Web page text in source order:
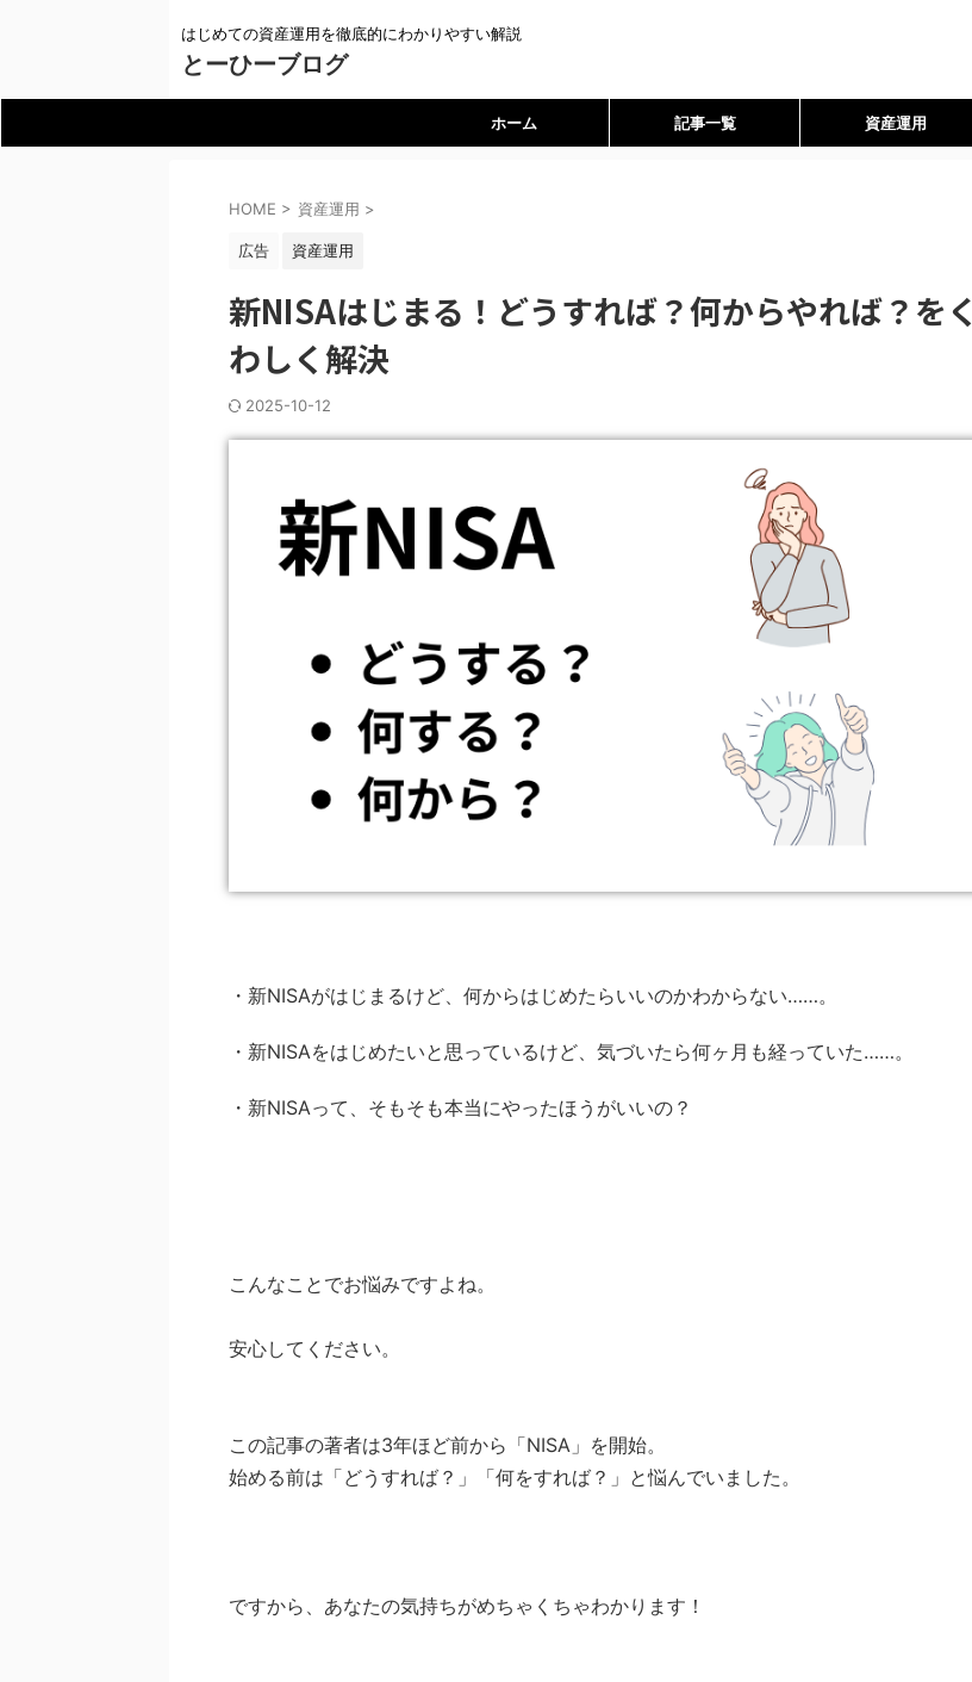
はじめての資産運用を徹底的にわかりやすい解説
とーひーブログ
ホーム 記事一覧 資産運用
HOME > 資産運用 >
広告 資産運用
新NISAはじまる！どうすれば？何からやれば？をく
わしく解決
2025-10-12
・新NISAがはじまるけど、何からはじめたらいいのかわからない……。
・新NISAをはじめたいと思っているけど、気づいたら何ヶ月も経っていた……。
・新NISAって、そもそも本当にやったほうがいいの？
こんなことでお悩みですよね。
安心してください。
この記事の著者は3年ほど前から「NISA」を開始。
始める前は「どうすれば？」「何をすれば？」と悩んでいました。
ですから、あなたの気持ちがめちゃくちゃわかります！